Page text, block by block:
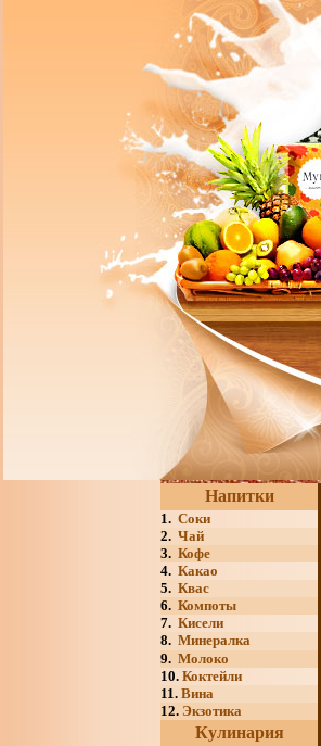
Напитки
1. Соки
2. Чай
3. Кофе
4. Какао
5. Квас
6. Компоты
7. Кисели
8. Минералка
9. Молоко
10. Коктейли
11. Вина
12. Экзотика
Кулинария